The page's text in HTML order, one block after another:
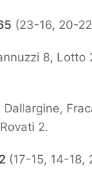
(23-16, 20-
8, Lotto
2.
(17-15, 14-18,